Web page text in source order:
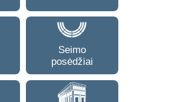
Seimo
posėdžiai